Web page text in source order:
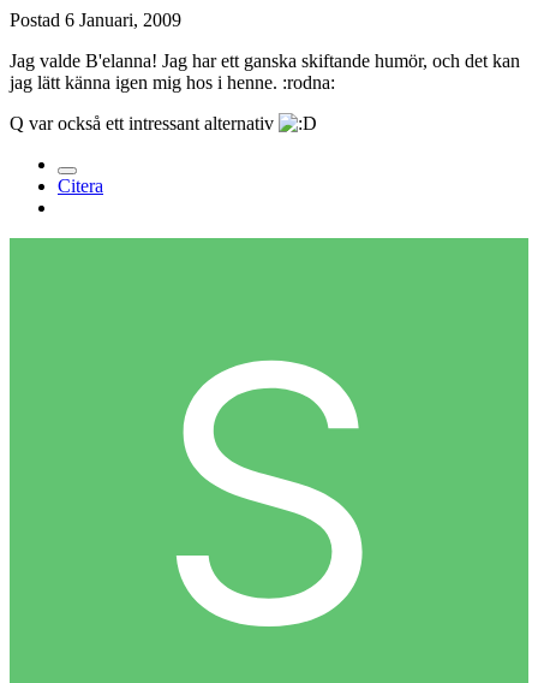
Postad 6 Januari, 2009
Jag valde B'elanna! Jag har ett ganska skiftande humör, och det kan
jag lätt känna igen mig hos i henne. :rodna:
Q var också ett intressant alternativ
Citera